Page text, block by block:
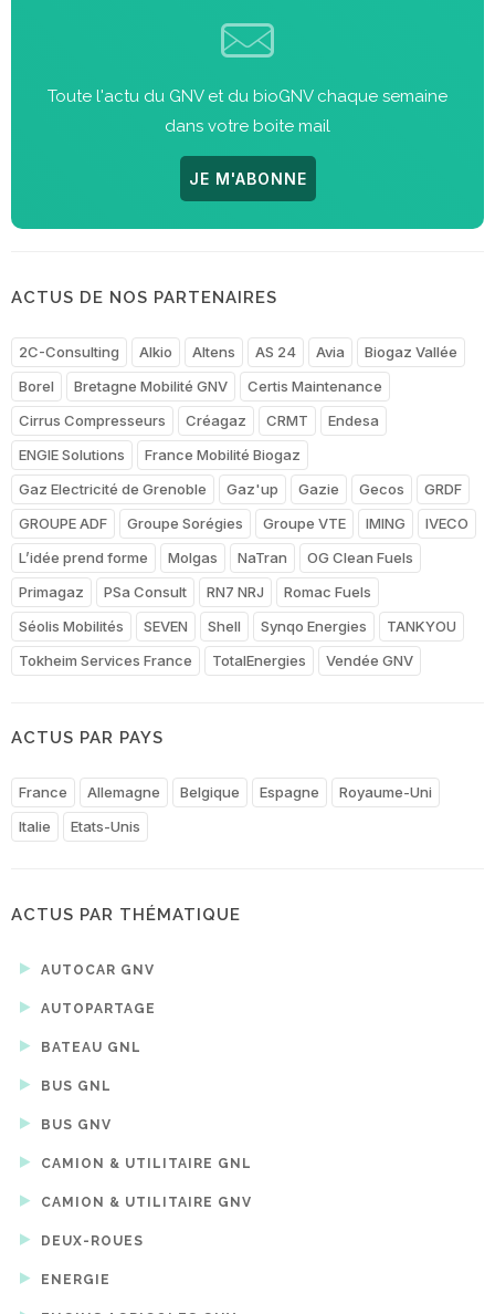
Toute l'actu du GNV et du bioGNV chaque semaine
dans votre boite mail
JE M'ABONNE
ACTUS DE NOS PARTENAIRES
2C-Consulting Alkio Altens AS 24 Avia
Biogaz Vallée
Borel
Bretagne Mobilité GNV
Certis Maintenance
Cirrus Compresseurs
Créagaz CRMT
Endesa
ENGIE Solutions
France Mobilité Biogaz
Gaz Electricité de Grenoble
Gaz'up Gazie Gecos
GRDF
GROUPE ADF
Groupe Sorégies Groupe VTE IMING
IVECO
L’idée prend forme
Molgas NaTran
OG Clean Fuels
Primagaz
PSa Consult RN7 NRJ
Romac Fuels
Séolis Mobilités
SEVEN Shell Synqo Energies
TANKYOU
Tokheim Services France
TotalEnergies Vendée GNV
ACTUS PAR PAYS
France Allemagne Belgique Espagne
Royaume-Uni
Italie
Etats-Unis
ACTUS PAR THÉMATIQUE
AUTOCAR GNV
AUTOPARTAGE
BATEAU GNL
BUS GNL
BUS GNV
CAMION & UTILITAIRE GNL
CAMION & UTILITAIRE GNV
DEUX-ROUES
ENERGIE